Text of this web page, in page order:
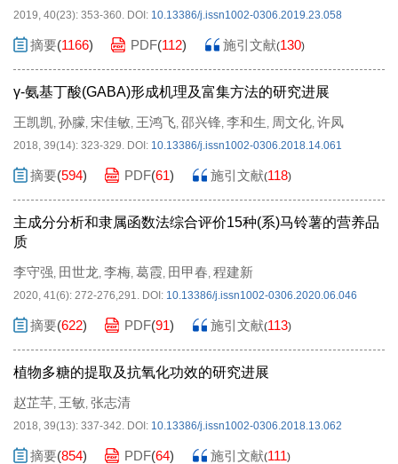
2019, 40(23): 353-360. DOI: 10.13386/j.issn1002-0306.2019.23.058
摘要(1166) PDF(112) 施引文献(130)
γ-氨基丁酸(GABA)形成机理及富集方法的研究进展
王凯凯, 孙朦, 宋佳敏, 王鸿飞, 邵兴锋, 李和生, 周文化, 许凤
2018, 39(14): 323-329. DOI: 10.13386/j.issn1002-0306.2018.14.061
摘要(594) PDF(61) 施引文献(118)
主成分分析和隶属函数法综合评价15种(系)马铃薯的营养品
质
李守强, 田世龙, 李梅, 葛霞, 田甲春, 程建新
2020, 41(6): 272-276,291. DOI: 10.13386/j.issn1002-0306.2020.06.046
摘要(622) PDF(91) 施引文献(113)
植物多糖的提取及抗氧化功效的研究进展
赵芷芊, 王敏, 张志清
2018, 39(13): 337-342. DOI: 10.13386/j.issn1002-0306.2018.13.062
摘要(854) PDF(64) 施引文献(111)